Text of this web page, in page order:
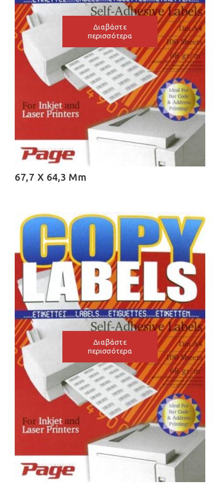
Διαβάστε
περισσότερα
67,7 X 64,3 Mm
Διαβάστε
περισσότερα